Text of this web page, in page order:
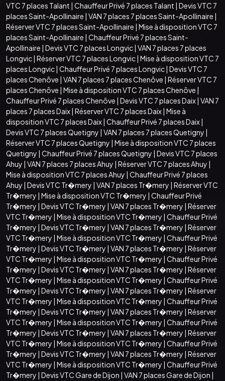
VTC 7 places Talant | Chauffeur Privé 7 places Talant | Devis VTC 7
places Saint-Apollinaire | VAN 7 places 7 places Saint-Apollinaire |
Réserver VTC 7 places Saint-Apollinaire | Mise à disposition VTC 7
places Saint-Apollinaire | Chauffeur Privé 7 places Saint-
Apollinaire | Devis VTC 7 places Longvic| VAN 7 places 7 places
Longvic| Réserver VTC 7 places Longvic| Mise à disposition VTC 7
places Longvic| Chauffeur Privé 7 places Longvic| Devis VTC 7
places Chenôve | VAN 7 places 7 places Chenôve | Réserver VTC 7
places Chenôve | Mise à disposition VTC 7 places Chenôve |
Chauffeur Privé 7 places Chenôve | Devis VTC 7 places Daix| VAN 7
places 7 places Daix| Réserver VTC 7 places Daix| Mise à
disposition VTC 7 places Daix| Chauffeur Privé 7 places Daix|
Devis VTC 7 places Quetigny | VAN 7 places 7 places Quetigny |
Réserver VTC 7 places Quetigny | Mise à disposition VTC 7 places
Quetigny | Chauffeur Privé 7 places Quetigny | Devis VTC 7 places
Ahuy | VAN 7 places 7 places Ahuy | Réserver VTC 7 places Ahuy |
Mise à disposition VTC 7 places Ahuy | Chauffeur Privé 7 places
Ahuy | Devis VTC Tr�mery | VAN 7 places Tr�mery | Réserver VTC
Tr�mery | Mise à disposition VTC Tr�mery | Chauffeur Privé
Tr�mery | Devis VTC Tr�mery | VAN 7 places Tr�mery | Réserver
VTC Tr�mery | Mise à disposition VTC Tr�mery | Chauffeur Privé
Tr�mery | Devis VTC Tr�mery | VAN 7 places Tr�mery | Réserver
VTC Tr�mery | Mise à disposition VTC Tr�mery | Chauffeur Privé
Tr�mery | Devis VTC Tr�mery | VAN 7 places Tr�mery | Réserver
VTC Tr�mery | Mise à disposition VTC Tr�mery | Chauffeur Privé
Tr�mery | Devis VTC Tr�mery | VAN 7 places Tr�mery | Réserver
VTC Tr�mery | Mise à disposition VTC Tr�mery | Chauffeur Privé
Tr�mery | Devis VTC Tr�mery | VAN 7 places Tr�mery | Réserver
VTC Tr�mery | Mise à disposition VTC Tr�mery | Chauffeur Privé
Tr�mery | Devis VTC Tr�mery | VAN 7 places Tr�mery | Réserver
VTC Tr�mery | Mise à disposition VTC Tr�mery | Chauffeur Privé
Tr�mery | Devis VTC Tr�mery | VAN 7 places Tr�mery | Réserver
VTC Tr�mery | Mise à disposition VTC Tr�mery | Chauffeur Privé
Tr�mery | Devis VTC Tr�mery | VAN 7 places Tr�mery | Réserver
VTC Tr�mery | Mise à disposition VTC Tr�mery | Chauffeur Privé
Tr�mery | Devis VTC Gare de Dijon | VAN 7 places Gare de Dijon |